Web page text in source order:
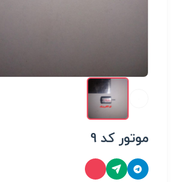
موتور کد 9